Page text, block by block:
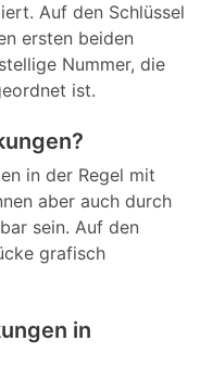
Auf den Schlüssel
ersten beiden
Nummer, die
ist.
in der Regel mit
aber auch durch
sein. Auf den
grafisch
in